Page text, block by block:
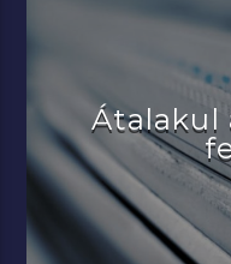
Átalakul